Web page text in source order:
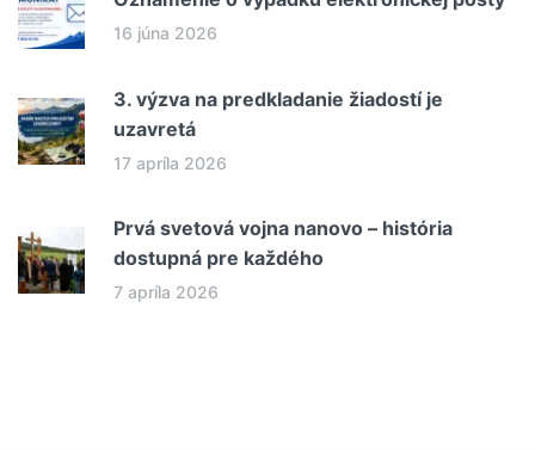
16 júna 2026
3. výzva na predkladanie žiadostí je
uzavretá
17 apríla 2026
Prvá svetová vojna nanovo – história
dostupná pre každého
7 apríla 2026